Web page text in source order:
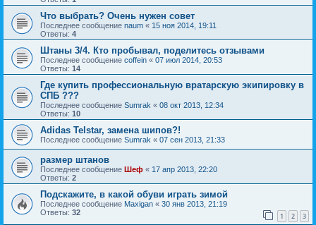
Что выбрать? Очень нужен совет
Последнее сообщение naum « 15 ноя 2014, 19:11
Ответы: 4
Штаны 3/4. Кто пробывал, поделитесь отзывами
Последнее сообщение coffein « 07 июл 2014, 20:53
Ответы: 14
Где купить профессиональную вратарскую экипировку в
СПБ ???
Последнее сообщение Sumrak « 08 окт 2013, 12:34
Ответы: 10
Adidas Telstar, замена шипов?!
Последнее сообщение Sumrak « 07 сен 2013, 21:33
размер штанов
Последнее сообщение Шеф « 17 апр 2013, 22:20
Ответы: 2
Подскажите, в какой обуви играть зимой
Последнее сообщение Maxigan « 30 янв 2013, 21:19
Ответы: 32 1 2 3